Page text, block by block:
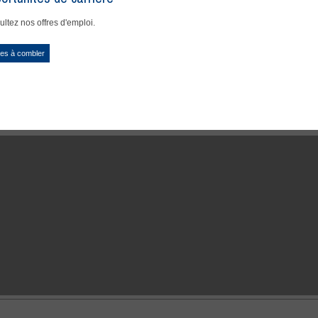
nos offres d'emploi.
à combler